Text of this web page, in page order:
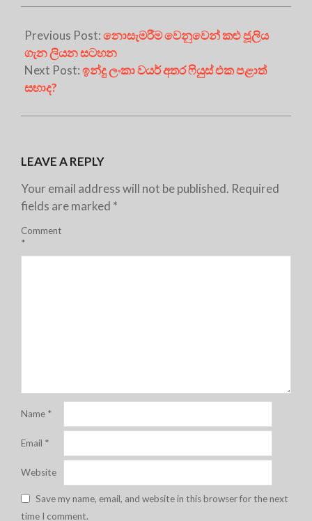
Previous Post:නොසැමරීම වෙනුවෙන් කළු ජූලිය
ගැන ලියන සටහන
Next Post:ඉන්දු ලංකා වයර් අතර ෆියුස් එක පළාත්
සභාද?
LEAVE A REPLY
Your email address will not be published. Required
fields are marked *
Comment
*
Name *
Email *
Website
Save my name, email, and website in this browser for the next
time I comment.